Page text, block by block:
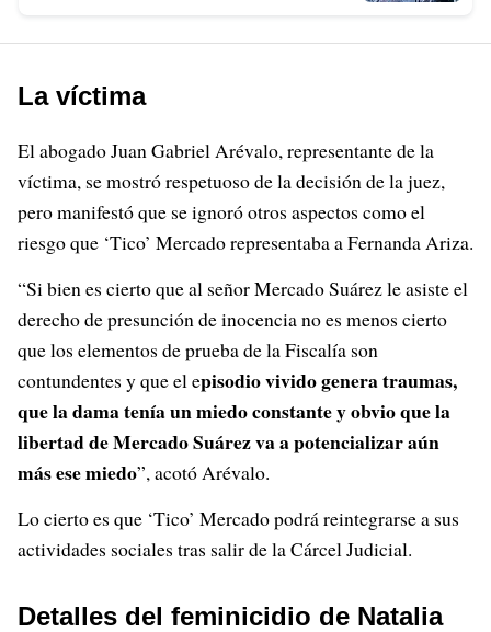
La víctima
El abogado Juan Gabriel Arévalo, representante de la
víctima, se mostró respetuoso de la decisión de la juez,
pero manifestó que se ignoró otros aspectos como el
riesgo que ‘Tico’ Mercado representaba a Fernanda Ariza.
“Si bien es cierto que al señor Mercado Suárez le asiste el
derecho de presunción de inocencia no es menos cierto
que los elementos de prueba de la Fiscalía son
contundentes y que el episodio vivido genera traumas,
que la dama tenía un miedo constante y obvio que la
libertad de Mercado Suárez va a potencializar aún
más ese miedo”, acotó Arévalo.
Lo cierto es que ‘Tico’ Mercado podrá reintegrarse a sus
actividades sociales tras salir de la Cárcel Judicial.
Detalles del feminicidio de Natalia